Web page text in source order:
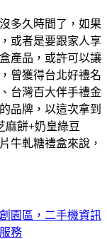
多久時間了，如果
或者是要跟家人享
產品，或許可以讓
曾獲得台北好禮名
台灣百大伴手禮金
品牌，以這次拿到
麻餅+奶皇綠豆
牛軋糖禮盒來說，
園區，二手機資訊
務